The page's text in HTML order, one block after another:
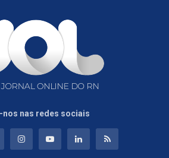
nos nas redes sociais